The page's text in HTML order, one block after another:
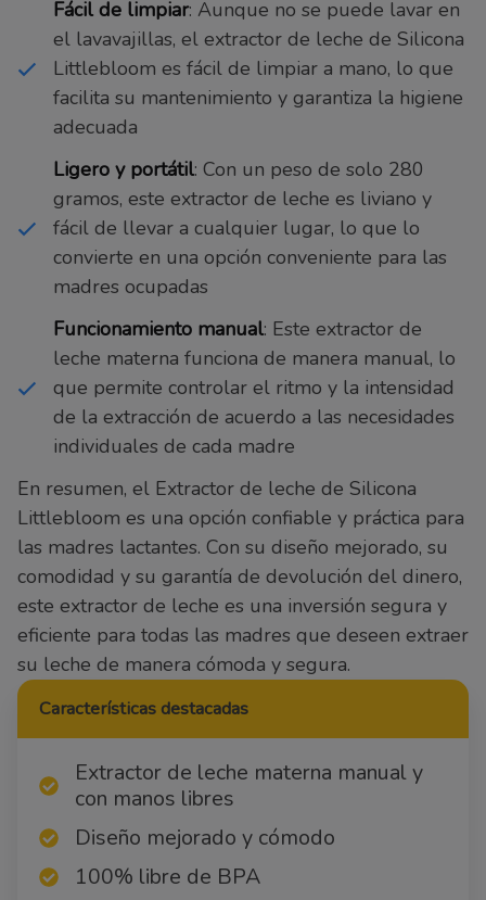
Fácil de limpiar: Aunque no se puede lavar en
el lavavajillas, el extractor de leche de Silicona
Littlebloom es fácil de limpiar a mano, lo que
facilita su mantenimiento y garantiza la higiene
adecuada
Ligero y portátil: Con un peso de solo 280
gramos, este extractor de leche es liviano y
fácil de llevar a cualquier lugar, lo que lo
convierte en una opción conveniente para las
madres ocupadas
Funcionamiento manual: Este extractor de
leche materna funciona de manera manual, lo
que permite controlar el ritmo y la intensidad
de la extracción de acuerdo a las necesidades
individuales de cada madre
En resumen, el Extractor de leche de Silicona
Littlebloom es una opción confiable y práctica para
las madres lactantes. Con su diseño mejorado, su
comodidad y su garantía de devolución del dinero,
este extractor de leche es una inversión segura y
eficiente para todas las madres que deseen extraer
su leche de manera cómoda y segura.
Características destacadas
Extractor de leche materna manual y
con manos libres
Diseño mejorado y cómodo
100% libre de BPA